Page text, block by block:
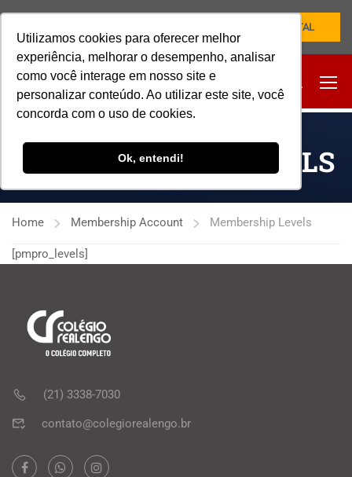
Utilizamos cookies para oferecer melhor
experiência, melhorar o desempenho, analisar
como você interage em nosso site e
personalizar conteúdo. Ao utilizar este site, você
concorda com o uso de cookies.
Ok, entendi!
NOVO PORTAL
MEMBERSHIP LEVELS
Home Membership Account Membership Levels
[pmpro_levels]
(21) 3338-7030
contato@colegiorealengo.br